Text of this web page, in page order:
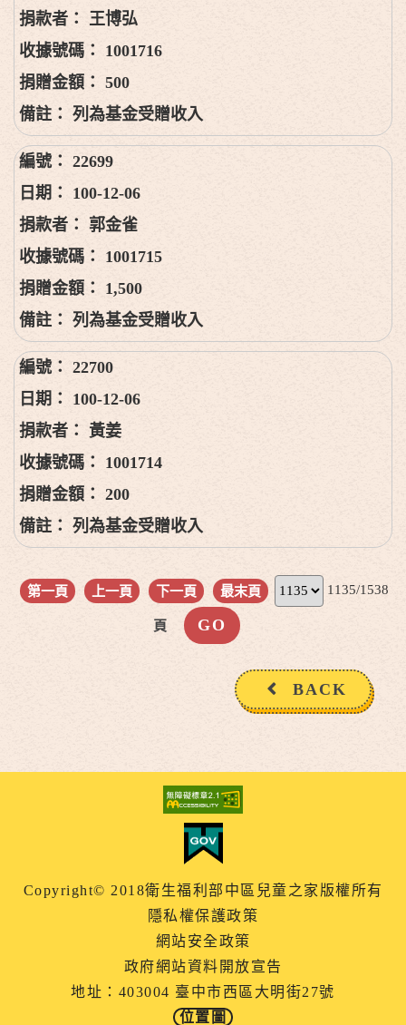
王博弘
1001716
500
列為基金受贈收入
22699
100-12-06
郭金雀
1001715
1,500
列為基金受贈收入
22700
100-12-06
黃姜
1001714
200
列為基金受贈收入
第一頁 上一頁 下一頁 最末頁 1135/1538
頁
BACK
Copyright© 2018衛生福利部中區兒童之家版權所有
隱私權保護政策
網站安全政策
政府網站資料開放宣告
地址：403004 臺中市西區大明街27號
位置圖